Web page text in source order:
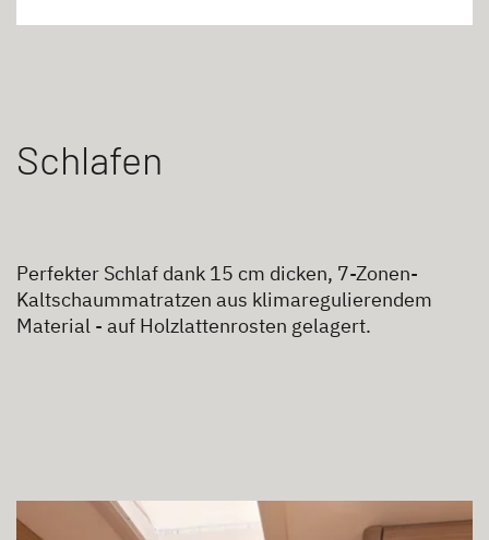
Schlafen
Perfekter Schlaf dank 15 cm dicken, 7-Zonen-
Kaltschaummatratzen aus klimaregulierendem
Material - auf Holzlattenrosten gelagert.